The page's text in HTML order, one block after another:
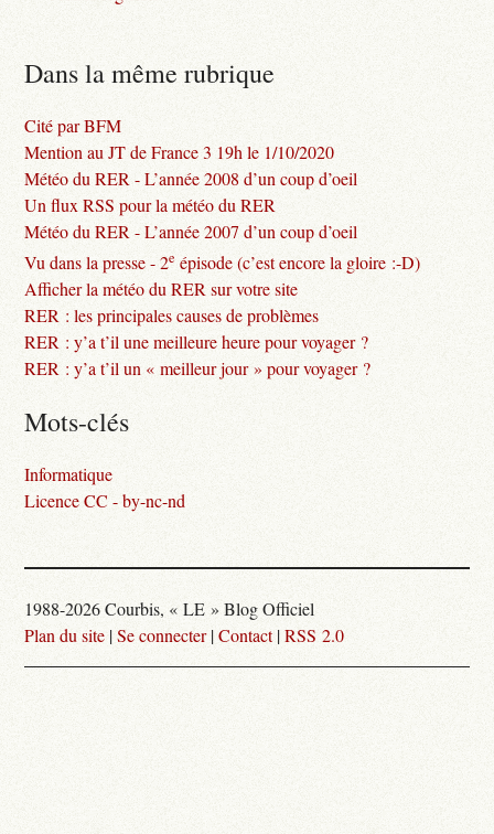
Dans la même rubrique
Cité par BFM
Mention au JT de France 3 19h le 1/10/2020
Météo du RER - L’année 2008 d’un coup d’oeil
Un flux RSS pour la météo du RER
Météo du RER - L’année 2007 d’un coup d’oeil
Vu dans la presse - 2e épisode (c’est encore la gloire :-D)
Afficher la météo du RER sur votre site
RER : les principales causes de problèmes
RER : y’a t’il une meilleure heure pour voyager ?
RER : y’a t’il un « meilleur jour » pour voyager ?
Mots-clés
Informatique
Licence CC - by-nc-nd
1988-2026 Courbis, « LE » Blog Officiel
Plan du site |Se connecter|Contact|RSS 2.0